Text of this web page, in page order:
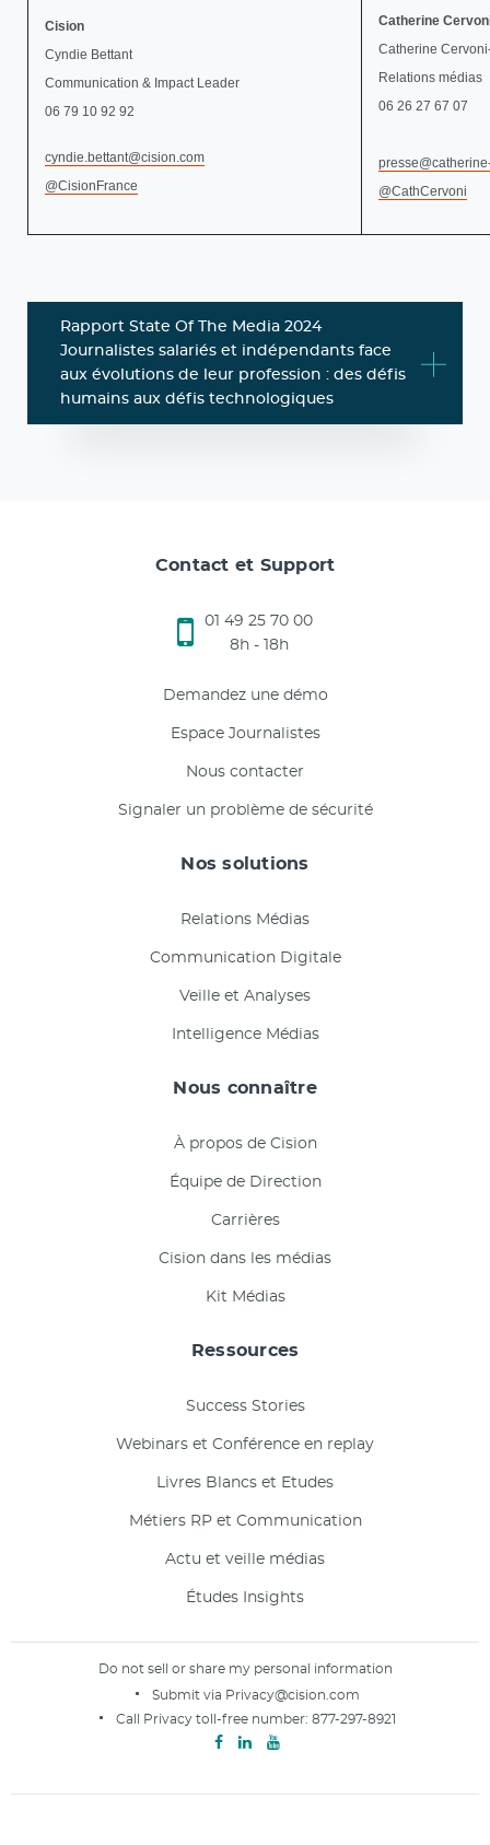
Cision
Cyndie Bettant
Communication & Impact Leader
06 79 10 92 92
cyndie.bettant@cision.com
@CisionFrance
Catherine
Catherine
Relations médias
06 26 27 67 07
@CathCervoni
Rapport State Of The Media 2024
Journalistes salariés et indépendants face
aux évolutions de leur profession : des défis
humains aux défis technologiques
Contact et Support
01 49 25 70 00
8h - 18h
Demandez une démo
Espace Journalistes
Nous contacter
Signaler un problème de sécurité
Nos solutions
Relations Médias
Communication Digitale
Veille et Analyses
Intelligence Médias
Nous connaître
À propos de Cision
Équipe de Direction
Carrières
Cision dans les médias
Kit Médias
Ressources
Success Stories
Webinars et Conférence en replay
Livres Blancs et Etudes
Métiers RP et Communication
Actu et veille médias
Études Insights
Do not sell or share my personal information
Submit via Privacy@cision.com
Call Privacy toll-free number: 877-297-8921